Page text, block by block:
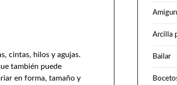
cintas, hilos y agujas.
también puede
en forma, tamaño y
Arcilla
Bailar